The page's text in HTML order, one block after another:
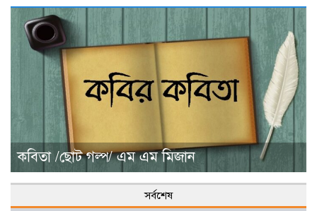
কবিতা /ছোট গল্প/ এম এম মিজান
সর্বশেষ